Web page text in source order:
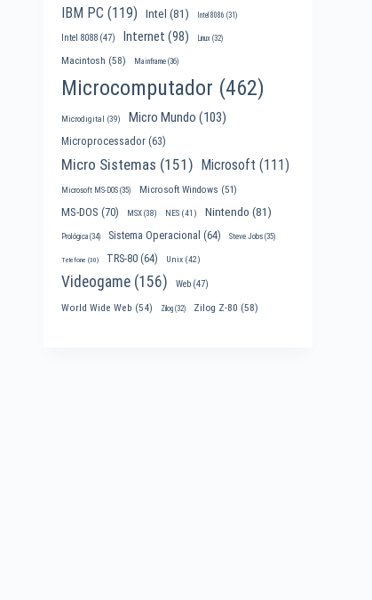
IBM PC (119) Intel (81) Intel 8086 (31)
Intel 8088 (47) Internet (98) Linux (32)
Macintosh (58) Mainframe (36)
Microcomputador (462)
Microdigital (39) Micro Mundo (103)
Microprocessador (63)
Micro Sistemas (151) Microsoft (111)
Microsoft MS-DOS (35) Microsoft Windows (51)
MS-DOS (70) MSX(38) NES (41) Nintendo (81)
Prológica (34) Sistema Operacional (64) Steve Jobs (35)
Telefone (30) TRS-80 (64) Unix (42)
Videogame (156) Web (47)
World Wide Web (54) Zilog (32) Zilog Z-80 (58)